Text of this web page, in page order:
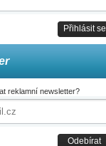
Přihlásit se
reklamní newsletter?
Odebírat